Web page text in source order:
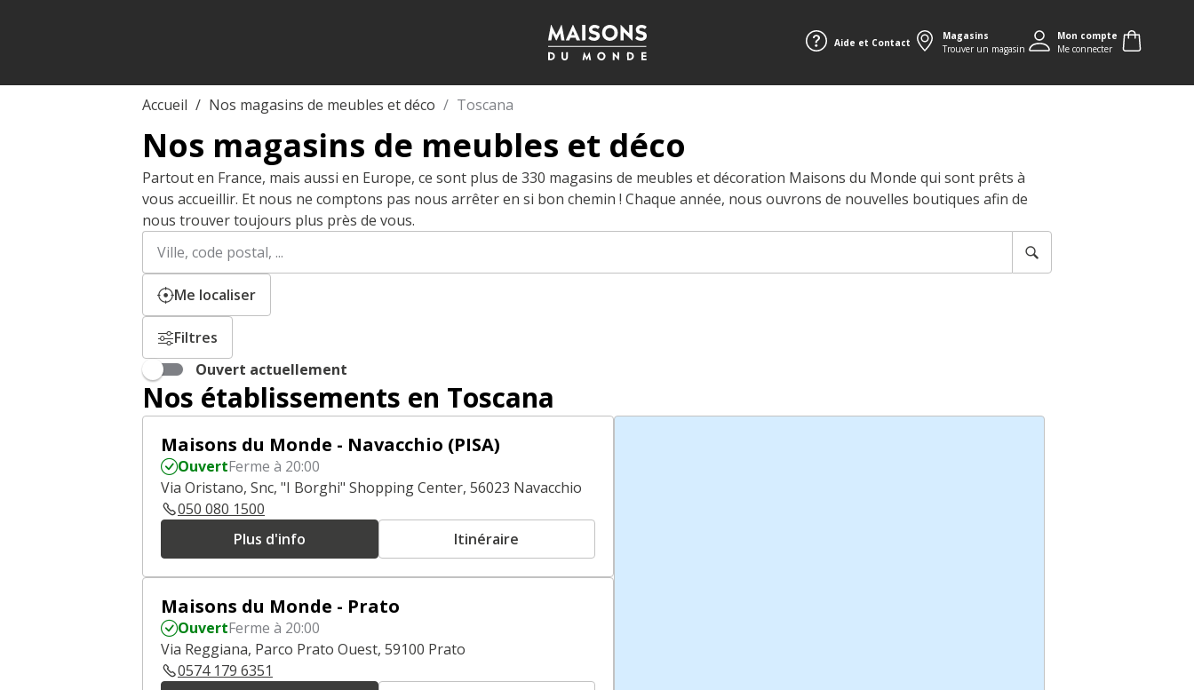
Aide et Contact
Magasins
Trouver un magasin
Mon compte
Me connecter
Accueil Nos magasins de meubles et déco Toscana
Nos magasins de meubles et déco
Partout en France, mais aussi en Europe, ce sont plus de 330 magasins de meubles et décoration Maisons du Monde qui sont prêts à
vous accueillir. Et nous ne comptons pas nous arrêter en si bon chemin ! Chaque année, nous ouvrons de nouvelles boutiques afin de
nous trouver toujours plus près de vous.
Veuillez
renseigner
adresse
Me localiser
Filtres
Ouvert actuellement
Nos établissements en Toscana
Maisons du Monde - Navacchio (PISA)
OuvertFerme à 20:00
Via Oristano, Snc, "I Borghi" Shopping Center, 56023 Navacchio
050 080 1500
Plus d'info
Itinéraire
Maisons du Monde - Prato
OuvertFerme à 20:00
Via Reggiana, Parco Prato Ouest, 59100 Prato
0574 179 6351